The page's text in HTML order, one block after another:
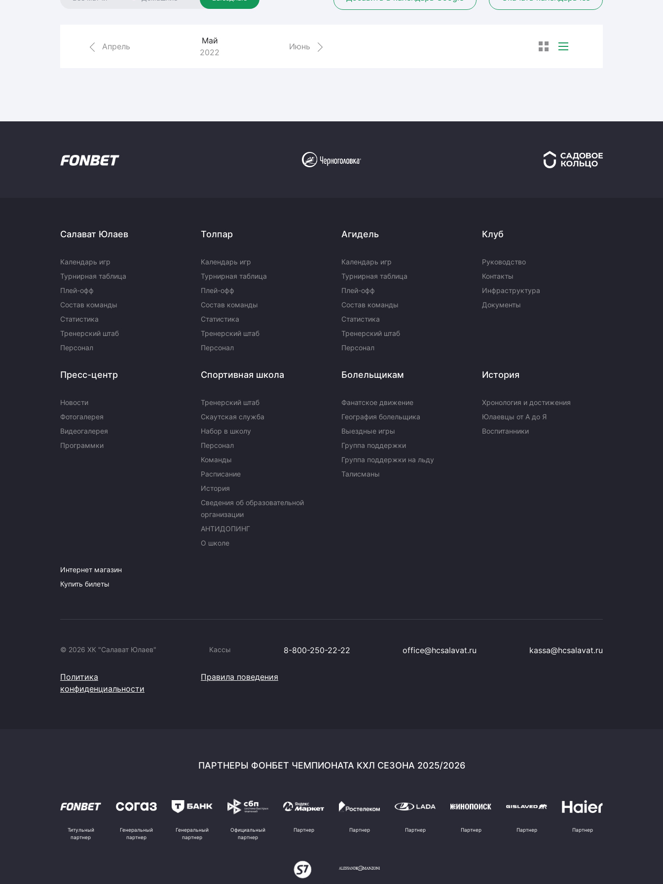
Локомотив Амур
Апрель
Май
2022
Июнь
Салават Юлаев
Календарь игр
Турнирная таблица
Плей-офф
Состав команды
Статистика
Тренерский штаб
Персонал
Толпар
Календарь игр
Турнирная таблица
Плей-офф
Состав команды
Статистика
Тренерский штаб
Персонал
Агидель
Календарь игр
Турнирная таблица
Плей-офф
Состав команды
Статистика
Тренерский штаб
Персонал
Клуб
Руководство
Контакты
Инфраструктура
Документы
Пресс-центр
Новости
Фотогалерея
Видеогалерея
Программки
Спортивная школа
Тренерский штаб
Скаутская служба
Набор в школу
Персонал
Команды
Расписание
История
Сведения об образовательной
организации
АНТИДОПИНГ
О школе
Болельщикам
Фанатское движение
География болельщика
Выездные игры
Группа поддержки
Группа поддержки на льду
Талисманы
История
Хронология и достижения
Юлаевцы от А до Я
Воспитанники
Интернет магазин
Купить билеты
© 2026 ХК "Салават Юлаев" Кассы 8-800-250-22-22 office@hcsalavat.ru kassa@hcsalavat.ru
Политика
конфиденциальности
Правила поведения
ПАРТНЕРЫ ФОНБЕТ ЧЕМПИОНАТА КХЛ СЕЗОНА 2025/2026
Титульный
партнер
Генеральный
партнер
Генеральный
партнер
Официальный
партнер
Партнер Партнер Партнер Партнер Партнер Партнер